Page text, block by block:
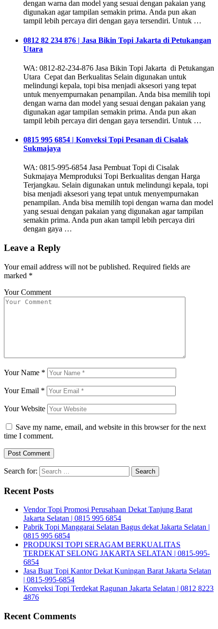
dengan warna dan model yang sesuai dengan pakaian yang
digunakan agar tampilan semakin prima. Anda pun akan
tampil lebih percaya diri dengan gaya tersendiri. Untuk …
0812 82 234 876 | Jasa Bikin Topi Jakarta di Petukangan
Utara
WA: 0812-82-234-876 Jasa Bikin Topi Jakarta di Petukangan
Utara Cepat dan Berkualitas Selain digunakan untuk
melindungi kepala, topi bisa menjadi aksesori yang tepat
untuk menyempurnakan penampilan. Anda bisa memilih topi
dengan warna dan model yang sesuai dengan pakaian yang
digunakan agar tampilan semakin prima. Anda pun akan
tampil lebih percaya diri dengan gaya tersendiri. Untuk …
0815 995 6854 | Konveksi Topi Pesanan di Cisalak
Sukmajaya
WA: 0815-995-6854 Jasa Pembuat Topi di Cisalak
Sukmajaya Memproduksi Topi Berkualitas dengan Harga
Terjangkau. Selain digunakan untuk melindungi kepala, topi
bisa menjadi aksesori yang tepat untuk menyempurnakan
penampilan. Anda bisa memilih topi dengan warna dan model
yang sesuai dengan pakaian yang digunakan agar tampilan
semakin prima. Anda pun akan tampil lebih percaya diri
dengan gaya …
Leave a Reply
Your email address will not be published. Required fields are
marked *
Your Comment
Your Name *
Your Email *
Your Website
Save my name, email, and website in this browser for the next
time I comment.
Search for:
Recent Posts
Vendor Topi Promosi Perusahaan Dekat Tanjung Barat
Jakarta Selatan | 0815 995 6854
Pabrik Topi Manggarai Selatan Bagus dekat Jakarta Selatan |
0815 995 6854
PRODUKSI TOPI SERAGAM BERKUALITAS
TERDEKAT SELONG JAKARTA SELATAN | 0815-995-
6854
Jasa Buat Topi Kantor Dekat Kuningan Barat Jakarta Selatan
| 0815-995-6854
Konveksi Topi Terdekat Ragunan Jakarta Selatan | 0812 8223
4876
Recent Comments